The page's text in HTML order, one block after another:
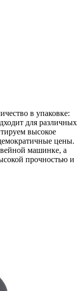
в упаковке:
для различных
высокое
цены.
машинке, а
прочностью и